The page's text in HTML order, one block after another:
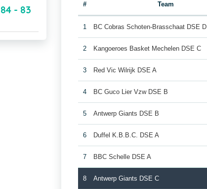
84 - 83 # Team
1 BC Cobras Schoten-Brasschaat DSE D
2 Kangoeroes Basket Mechelen DSE C
3 Red Vic Wilrijk DSE A
4 BC Guco Lier Vzw DSE B
5 Antwerp Giants DSE B
6 Duffel K.B.B.C. DSE A
7 BBC Schelle DSE A
8 Antwerp Giants DSE C